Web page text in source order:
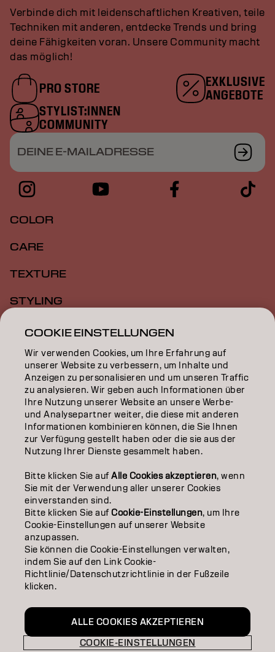
Verbinde dich mit leidenschaftlichen Kreativen, teile
Techniken mit anderen, entdecke Trends und bring
deine Fähigkeiten voran. Unsere Community macht
das möglich!
PRO STORE
EXKLUSIVE
ANGEBOTE
STYLIST:INNEN
COMMUNITY
DEINE E-MAILADRESSE
COLOR
CARE
TEXTURE
STYLING
INSPIRATION
EDUCATION
ÜBER
SALON FINDER
PARTNER WERDEN
ImpressumDatenschutzerklärungAGBCookie Policy
NutzungsbedingungenBarrierefreiheitserklärung
AT | German
COOKIE EINSTELLUNGEN
Wir verwenden Cookies, um Ihre Erfahrung auf
unserer Website zu verbessern, um Inhalte und
Anzeigen zu personalisieren und um unseren Traffic
zu analysieren. Wir geben auch Informationen über
Ihre Nutzung unserer Website an unsere Werbe-
und Analysepartner weiter, die diese mit anderen
Informationen kombinieren können, die Sie Ihnen
zur Verfügung gestellt haben oder die sie aus der
Nutzung Ihrer Dienste gesammelt haben.
Bitte klicken Sie aufAlle Cookies akzeptieren, wenn
Sie mit der Verwendung aller unserer Cookies
einverstanden sind.
Bitte klicken Sie aufCookie-Einstellungen, um Ihre
Cookie-Einstellungen auf unserer Website
anzupassen.
Sie können die Cookie-Einstellungen verwalten,
indem Sie auf den Link Cookie-
Richtlinie/Datenschutzrichtlinie in der Fußzeile
klicken.
COOKIE-EINSTELLUNGEN
ALLE COOKIES AKZEPTIEREN